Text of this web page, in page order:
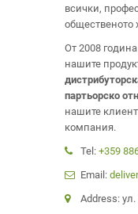
всички,
общественото
От 2008
нашите
партьорско
нашите
компания.
Tel: +359
Email:
Address: